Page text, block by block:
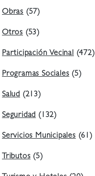
Obras (57)
Otros (53)
Participación Vecinal(472)
Programas Sociales(5)
Salud (213)
Seguridad(132)
Servicios Municipales(61)
Tributos(5)